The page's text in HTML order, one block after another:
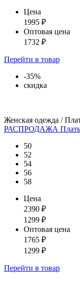
Цена
1995 ₽
Оптовая цена
1732 ₽
Перейти в товар
-35%
скидка
Женская одежда /
РАСПРОДАЖА
50
52
54
56
58
Цена
2390 ₽
1299 ₽
Оптовая цена
1765 ₽
1299 ₽
Перейти в товар